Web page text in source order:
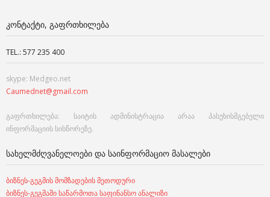
ᲙᲝᲜᲢᲐᲥᲢᲘ, ᲒᲐᲤᲠᲗᲮᲘᲚᲔᲑᲐ
TEL.: 577 235 400
skype: Medgeo.net
Caumednet@gmail.com
გაფრთხილება: საიტის ადმინისტრაცია არაა პასუხისმგებელი
ინფორმაციის სისწორეზე.
ᲡᲐᲮᲔᲚᲛᲫᲦᲕᲐᲜᲔᲚᲝᲔᲑᲘ ᲓᲐ ᲡᲐᲘᲜᲤᲝᲠᲛᲐᲪᲘᲝ ᲛᲐᲡᲐᲚᲔᲑᲘ
ბიზნეს-გეგმის მომზადების მეთოდური
ბიზნეს-გეგმაში საწარმოთა საფინანსო ანალიზი